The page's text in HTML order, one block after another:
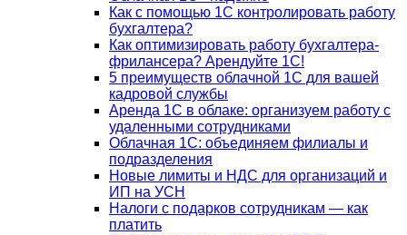
Как с помощью 1С контролировать работу
бухгалтера?
Как оптимизировать работу бухгалтера-
фрилансера? Арендуйте 1С!
5 преимуществ облачной 1С для вашей
кадровой службы
Аренда 1С в облаке: организуем работу с
удаленными сотрудниками
Облачная 1С: объединяем филиалы и
подразделения
Новые лимиты и НДС для организаций и
ИП на УСН
Налоги с подарков сотрудникам — как
платить